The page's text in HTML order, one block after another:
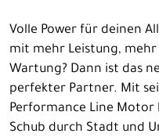
Volle Power für deinen
mit mehr Leistung,
Wartung? Dann ist das
perfekter Partner. Mit
Performance Line
Schub durch Stadt und